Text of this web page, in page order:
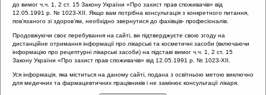
Рубрика:
Хронічні риносинусити
Назва:
Протокол надання медичної допомоги хворим з
хронічним синуcитом
до вимог ч.ч. 1, 2 ст. 15 Закону України «Про захист прав споживачів» від
12.05.1991 р. № 1023-XII. Якщо вам потрібна консультація з конкретного питання,
пов’язаного зі здоров’ям, необхідно звернутися до фахівців- професіоналів.
Продовжуючи своє перебування на сайті, ви підтверджуєте свою згоду на
дистанційне отримання інформації про лікарські та косметичні засоби (включаючи
інформацію про рецептурні лікарські засоби) на підставі вимог ч.ч. 1, 2 ст. 15
Закону України «Про захист прав споживачів» від 12.05.1991 р. № 1023-XII.
Уся інформація, яка міститься на даному сайті, подана з освітньою метою виключно
для медичних та фармацевтичних працівників і не замінює консультації лікаря.